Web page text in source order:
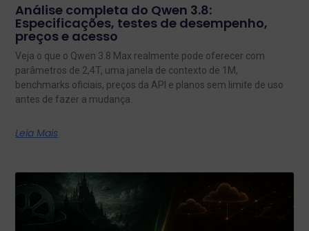
Análise completa do Qwen 3.8:
Especificações, testes de desempenho,
preços e acesso
Veja o que o Qwen 3.8 Max realmente pode oferecer com
parâmetros de 2,4T, uma janela de contexto de 1M,
benchmarks oficiais, preços da API e planos sem limite de uso
antes de fazer a mudança.
Leia Mais